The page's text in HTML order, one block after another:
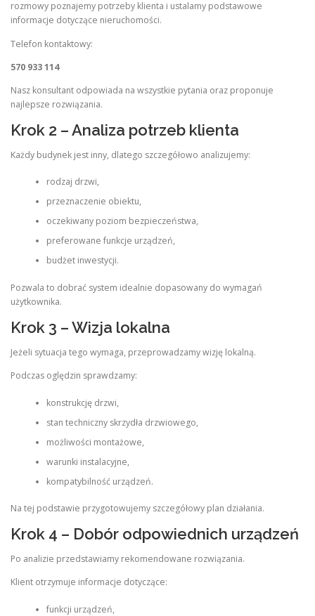
rozmowy poznajemy potrzeby klienta i ustalamy podstawowe
informacje dotyczące nieruchomości.
Telefon kontaktowy:
570 933 114
Nasz konsultant odpowiada na wszystkie pytania oraz proponuje
najlepsze rozwiązania.
Krok 2 – Analiza potrzeb klienta
Każdy budynek jest inny, dlatego szczegółowo analizujemy:
rodzaj drzwi,
przeznaczenie obiektu,
oczekiwany poziom bezpieczeństwa,
preferowane funkcje urządzeń,
budżet inwestycji.
Pozwala to dobrać system idealnie dopasowany do wymagań
użytkownika.
Krok 3 – Wizja lokalna
Jeżeli sytuacja tego wymaga, przeprowadzamy wizję lokalną.
Podczas oględzin sprawdzamy:
konstrukcję drzwi,
stan techniczny skrzydła drzwiowego,
możliwości montażowe,
warunki instalacyjne,
kompatybilność urządzeń.
Na tej podstawie przygotowujemy szczegółowy plan działania.
Krok 4 – Dobór odpowiednich urządzeń
Po analizie przedstawiamy rekomendowane rozwiązania.
Klient otrzymuje informacje dotyczące:
funkcji urządzeń,